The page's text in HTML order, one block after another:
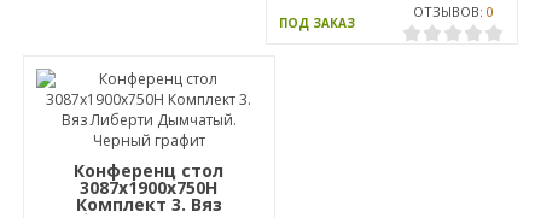
ПОД ЗАКАЗ
ОТЗЫВОВ:0
Конференц стол
3087х1900х750Н
Комплект 3. Вяз